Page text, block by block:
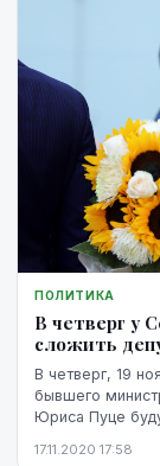
ПОЛИТИКА
В четверг у
сложить
В четверг, 19
бывшего
Юриса Пуце
17.11.2020 17:58